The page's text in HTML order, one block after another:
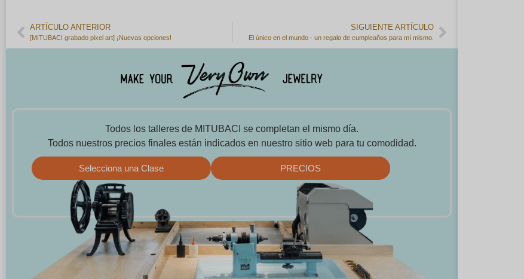
ARTÍCULO ANTERIOR
[MITUBACI grabado pixel art] ¡Nuevas opciones!
SIGUIENTE ARTÍCULO
El único en el mundo - un regalo de cumpleaños para mí mismo.
Todos los talleres de MITUBACI se completan el mismo día.
Todos nuestros precios finales están indicados en nuestro sitio web para tu comodidad.
Selecciona una Clase PRECIOS